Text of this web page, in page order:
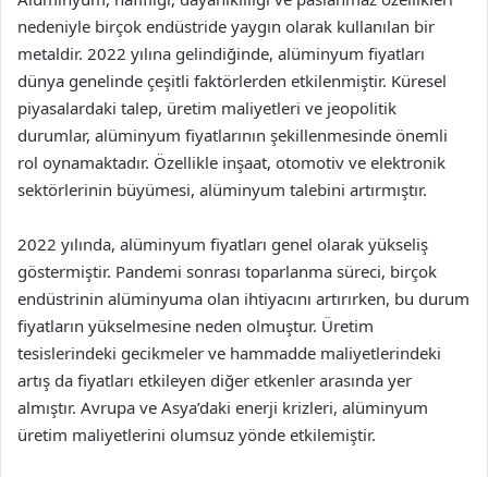
nedeniyle birçok endüstride yaygın olarak kullanılan bir
metaldir. 2022 yılına gelindiğinde, alüminyum fiyatları
dünya genelinde çeşitli faktörlerden etkilenmiştir. Küresel
piyasalardaki talep, üretim maliyetleri ve jeopolitik
durumlar, alüminyum fiyatlarının şekillenmesinde önemli
rol oynamaktadır. Özellikle inşaat, otomotiv ve elektronik
sektörlerinin büyümesi, alüminyum talebini artırmıştır.
2022 yılında, alüminyum fiyatları genel olarak yükseliş
göstermiştir. Pandemi sonrası toparlanma süreci, birçok
endüstrinin alüminyuma olan ihtiyacını artırırken, bu durum
fiyatların yükselmesine neden olmuştur. Üretim
tesislerindeki gecikmeler ve hammadde maliyetlerindeki
artış da fiyatları etkileyen diğer etkenler arasında yer
almıştır. Avrupa ve Asya’daki enerji krizleri, alüminyum
üretim maliyetlerini olumsuz yönde etkilemiştir.